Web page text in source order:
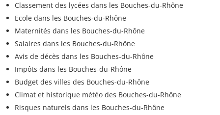
Classement des lycées dans les Bouches-du-Rhône
Ecole dans les Bouches-du-Rhône
Maternités dans les Bouches-du-Rhône
Salaires dans les Bouches-du-Rhône
Avis de décès dans les Bouches-du-Rhône
Impôts dans les Bouches-du-Rhône
Budget des villes des Bouches-du-Rhône
Climat et historique météo des Bouches-du-Rhône
Risques naturels dans les Bouches-du-Rhône